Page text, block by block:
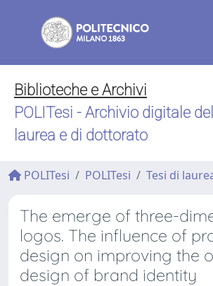
Biblioteche e Archivi
POLITesi - Archivio digitale
laurea e di dottorato
POLITesi POLITesi Tesi di
The emerge of three-
logos. The influence of
design on improving the
design of brand identity